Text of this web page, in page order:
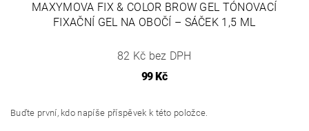
MAXYMOVA FIX & COLOR BROW GEL TÓNOVACÍ
FIXAČNÍ GEL NA OBOČÍ – SÁČEK 1,5 ML
82 Kč bez DPH
99 Kč
Buďte první, kdo napíše příspěvek k této položce.